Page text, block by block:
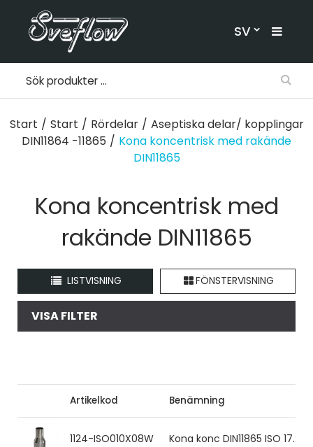
SV
Start / Start / Rördelar / Aseptiska delar/ kopplingar
DIN11864 -11865 / Kona koncentrisk med rakände
DIN11865
Kona koncentrisk med
rakände DIN11865
LISTVISNING FÖNSTERVISNING
VISA FILTER
Artikelkod Benämning
1124-ISO010X08W Kona konc DIN11865 ISO